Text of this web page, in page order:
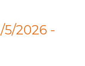
2026 -